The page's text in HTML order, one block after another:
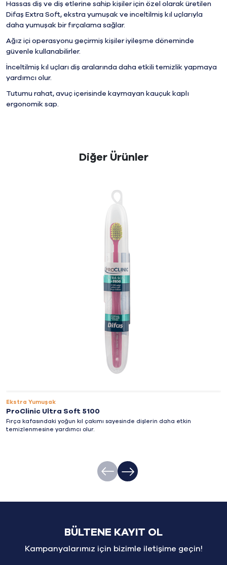
Hassas diş ve diş etlerine sahip kişiler için özel olarak üretilen
Difaş Extra Soft, ekstra yumuşak ve inceltilmiş kıl uçlarıyla
daha yumuşak bir fırçalama sağlar.
Ağız içi operasyonu geçirmiş kişiler iyileşme döneminde
güvenle kullanabilirler.
İnceltilmiş kıl uçları diş aralarında daha etkili temizlik yapmaya
yardımcı olur.
Tutumu rahat, avuç içerisinde kaymayan kauçuk kaplı
ergonomik sap.
Diğer Ürünler
Ekstra Yumuşak
ProClinic Ultra Soft 5100
Fırça kafasındaki yoğun kıl çakımı sayesinde dişlerin daha etkin
temizlenmesine yardımcı olur.
BÜLTENE KAYIT OL
Kampanyalarımız için bizimle iletişime geçin!